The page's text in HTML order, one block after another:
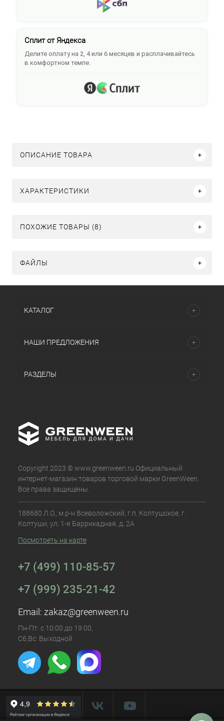
Сплит от Яндекса
Делите оплату на 2, 4 или 6 месяцев и расплачивайтесь
в комфортном темпе.
ОПИСАНИЕ ТОВАРА
ХАРАКТЕРИСТИКИ
ПОХОЖИЕ ТОВАРЫ (8)
ФАЙЛЫ
КАТАЛОГ
НАШИ ПРЕДЛОЖЕНИЯ
РАЗДЕЛЫ
Copyright 2023 © www.greenween.ru Официальный
интернет-магазин товаров торговой марки GreenWeen.
Все права защищены.
188680 Л.О., м.р-н Всеволожский, г.п. Колтушское, г.
Колтуши, ул. 1-я Баррикадная, д. 2А
Посмотреть на карте
+7 (499) 110-85-57
+7 (999) 235-21-42
Email: zakaz@greenween.ru
Пн-Пт: с 10:00 до 19:00,
Сб,Вс: Выходной